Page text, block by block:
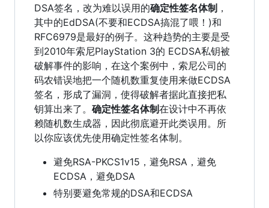
DSA签名，改为难以误用的确定性签名体制 ，
其中的EdDSA(不要和ECDSA搞混了喂！)和
RFC6979是最好的例子。这种趋势的主要是受
到2010年索尼PlayStation 3的 ECDSA私钥被
破解事件的影响，在这个案例中，索尼公司的
码农错误地把一个随机数重复使用来做ECDSA
签名，形成了漏洞，使得破解者据此直接把私
钥算出来了。 确定性签名体制在设计中不再依
赖随机数生成器，因此彻底避开此类误用。所
以你应该优先使用确定性签名体制。
避免RSA-PKCS1v15，避免RSA，避免
ECDSA，避免DSA
特别要避免常规的DSA和ECDSA